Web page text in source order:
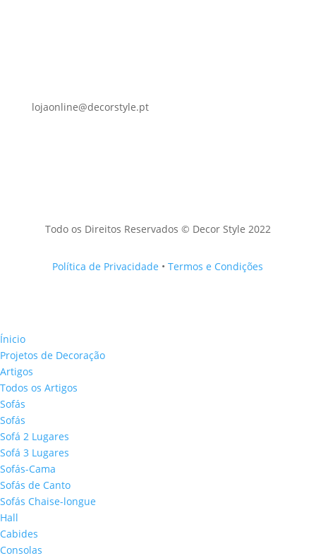
lojaonline@decorstyle.pt
Todo os Direitos Reservados © Decor Style 2022
Política de Privacidade •Termos e Condições
Ínicio
Projetos de Decoração
Artigos
Todos os Artigos
Sofás
Sofás
Sofá 2 Lugares
Sofá 3 Lugares
Sofás-Cama
Sofás de Canto
Sofás Chaise-longue
Hall
Cabides
Consolas